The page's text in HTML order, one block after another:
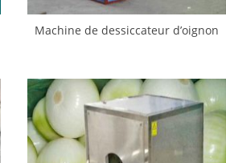
Machine de dessiccateur d’oignon